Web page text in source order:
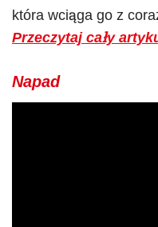
która wciąga go z
Przeczytaj cały
Napad